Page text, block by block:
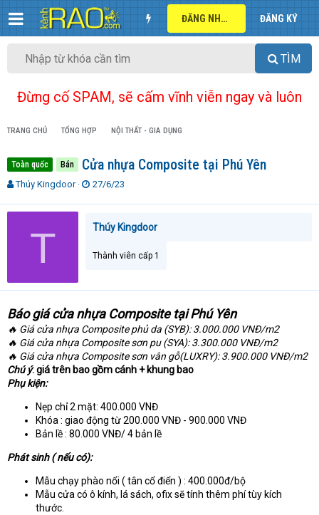
ĐĂNG NHẬP ĐĂNG KÝ
TÌM
Đừng cố SPAM, sẽ cấm vĩnh viễn ngay và luôn
TRANG CHỦ TỔNG HỢP NỘI THẤT - GIA DỤNG
Toàn quốc Bán Cửa nhựa Composite tại Phú Yên
T
r
a
t
Thúy Kingdoor
N
y
27/6/23
T Thúy Kingdoor
Thành viên cấp 1
Báo giá cửa nhựa Composite tại Phú Yên
🔥 Giá cửa nhựa Composite phủ da (SYB): 3.000.000 VNĐ/m2
🔥 Giá cửa nhựa Composite sơn pu (SYA): 3.300.000 VNĐ/m2
🔥 Giá cửa nhựa Composite sơn vân gỗ(LUXRY): 3.900.000 VNĐ/m2
Chú ý: giá trên bao gồm cánh + khung bao
Phụ kiện:
Nẹp chỉ 2 mặt: 400.000 VNĐ
Khóa : giao động từ 200.000 VNĐ - 900.000 VNĐ
Bản lề : 80.000 VNĐ/ 4 bản lề
Phát sinh ( nếu có):
Mẫu chạy phào nổi ( tân cổ điển ) : 400.000đ/bộ
Mẫu cửa có ô kính, lá sách, ofix sẽ tính thêm phí tùy kích
thước.